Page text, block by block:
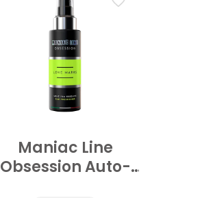
Maniac Line
Obsession Auto-